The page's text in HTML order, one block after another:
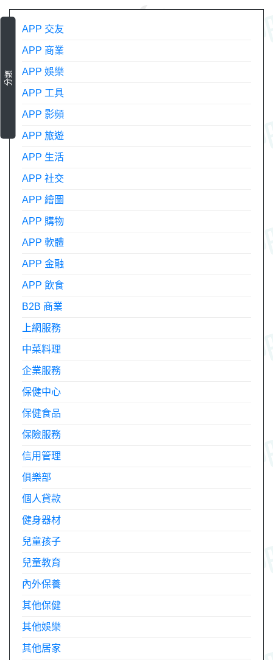
分類
APP 交友
APP 商業
APP 娛樂
APP 工具
APP 影頻
APP 旅遊
APP 生活
APP 社交
APP 繪圖
APP 購物
APP 軟體
APP 金融
APP 飲食
B2B 商業
上網服務
中菜料理
企業服務
保健中心
保健食品
保險服務
信用管理
俱樂部
個人貸款
健身器材
兒童孩子
兒童教育
內外保養
其他保健
其他娛樂
其他居家